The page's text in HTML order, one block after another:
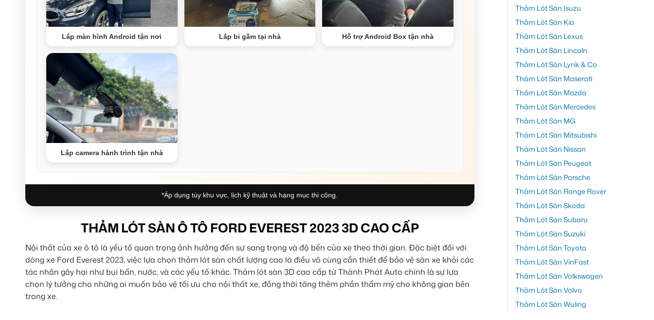
Lắp màn hình Android tận nơi Lắp bi gầm tại nhà Hỗ trợ Android Box tận nhà
Lắp camera hành trình tận nhà
*Áp dụng tùy khu vực, lịch kỹ thuật và hạng mục thi công.
THẢM LÓT SÀN Ô TÔ FORD EVEREST 2023 3D CAO CẤP
Nội thất của xe ô tô là yếu tố quan trọng ảnh hưởng đến sự sang trọng và độ bền của xe theo thời gian. Đặc biệt đối với
dòng xe Ford Everest 2023, việc lựa chọn thảm lót sàn chất lượng cao là điều vô cùng cần thiết để bảo vệ sàn xe khỏi các
tác nhân gây hại như bụi bẩn, nước, và các yếu tố khác. Thảm lót sàn 3D cao cấp từ Thành Phát Auto chính là sự lựa
chọn lý tưởng cho những ai muốn bảo vệ tối ưu cho nội thất xe, đồng thời tăng thêm phần thẩm mỹ cho không gian bên
trong xe.
Thảm Lót Sàn Isuzu
Thảm Lót Sàn Kia
Thảm Lót Sàn Lexus
Thảm Lót Sàn Lincoln
Thảm Lót Sàn Lynk & Co
Thảm Lót Sàn Maserati
Thảm Lót Sàn Mazda
Thảm Lót Sàn Mercedes
Thảm Lót Sàn MG
Thảm Lót Sàn Mitsubishi
Thảm Lót Sàn Nissan
Thảm Lót Sàn Peugeot
Thảm Lót Sàn Porsche
Thảm Lót Sàn Range Rover
Thảm Lót Sàn Skoda
Thảm Lót Sàn Subaru
Thảm Lót Sàn Suzuki
Thảm Lót Sàn Toyota
Thảm Lót Sàn VinFast
Thảm Lót Sàn Volkswagen
Thảm Lót Sàn Volvo
Thảm Lót Sàn Wuling